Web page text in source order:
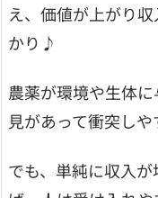
え、価値が上がり
かり♪
農薬が環境や生体
見があって衝突しや
でも、単純に収入